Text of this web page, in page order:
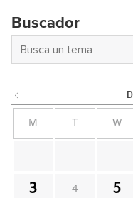
Buscador
M W
3 4 5